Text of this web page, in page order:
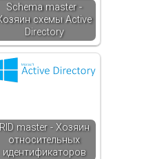
Schema master -
схемы Active
Directory
RID master - Хозяин
относительных
идентификаторов